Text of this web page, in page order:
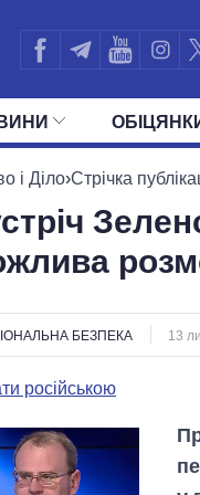
УСІ
і Діло›Стрічка
БЕЗПЕКА 13
російською